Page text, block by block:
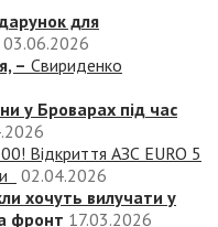
для
03.06.2026
– Свириденко
у Броварах під час
Відкриття АЗС EURO 5
02.04.2026
хочуть вилучати у
фронт 17.03.2026